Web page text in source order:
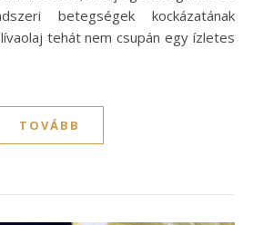
betegségek kockázatának
tehát nem csupán egy ízletes
TOVÁBB